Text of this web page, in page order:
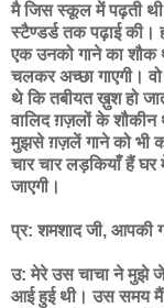
मै जिस स्कूल में पढ़ती थी
स्टैण्डर्ड तक पढ़ाई की।
एक उनको गाने का
चलकर अच्छा गाएगी।
थे कि तबीयत ख़ुश हो
वालिद ग़ज़लों के
मुझसे ग़ज़लें गाने को भी
चार चार लड़कियाँ हैं घर
जाएगी।
प्र: शमशाद जी,
उ: मेरे उस चाचा ने मुझे
आई हुई थी। उस समय मैं